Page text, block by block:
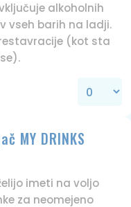
alkoholnih
vseh barih na ladji.
(kot sta
MY DRINKS
imeti na voljo
za neomejeno